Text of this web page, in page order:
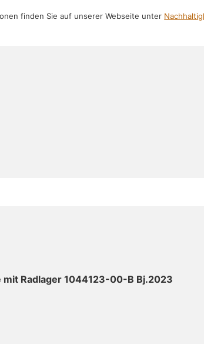
finden Sie auf unserer Webseite unter
mit Radlager 1044123-00-B Bj.2023